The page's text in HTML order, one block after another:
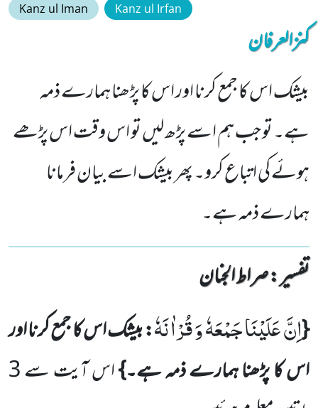
Kanz ul Iman Kanz ul Irfan
کنزالعرفان
بیشک اس کا جمع کرنا اور اس کا پڑھنا ہمارے ذمہ
ہے۔ تو جب ہم اسے پڑھ لیں تو اس وقت اس پڑھے
ہوئے کی اتباع کرو۔ پھر بیشک اسے بیان فرمانا
ہمارے ذمہ ہے۔
تفسیر : ‎صراط الجنان
{اِنَّ عَلَیْنَا جَمْعَهٗ وَ قُرْاٰنَهٗ: بیشک اس کا جمع کرنا اور
اس کا پڑھنا ہمارے ذمہ ہے۔}اس آیت سے3